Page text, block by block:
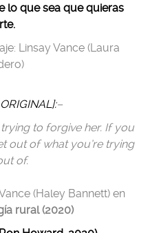
lo que sea que quieras
Linsay Vance (Laura
–
trying to forgive her. If you
out of what you’re trying
of.
(Haley Bannett) en
rural (2020)